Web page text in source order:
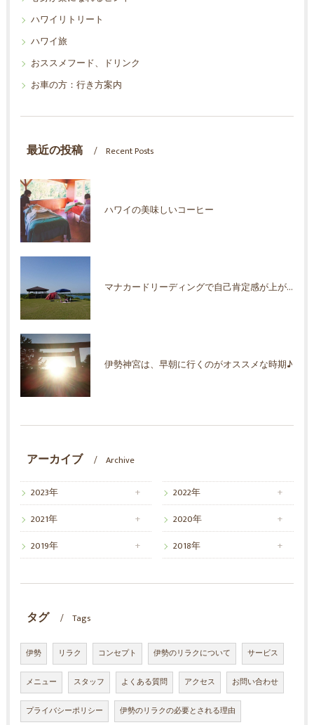
ハワイリトリート
ハワイ旅
おススメフード、ドリンク
お車の方：行き方案内
最近の投稿 Recent Posts
ハワイの美味しいコーヒー
マナカードリーディングで自己肯定感が上がった！
伊勢神宮は、早朝に行くのがオススメな時期♪
アーカイブ Archive
2023年
2022年
2021年
2020年
2019年
2018年
タグ Tags
伊勢 リラク コンセプト 伊勢のリラクについて サービス
メニュー スタッフ よくある質問 アクセス お問い合わせ
プライバシーポリシー 伊勢のリラクの必要とされる理由